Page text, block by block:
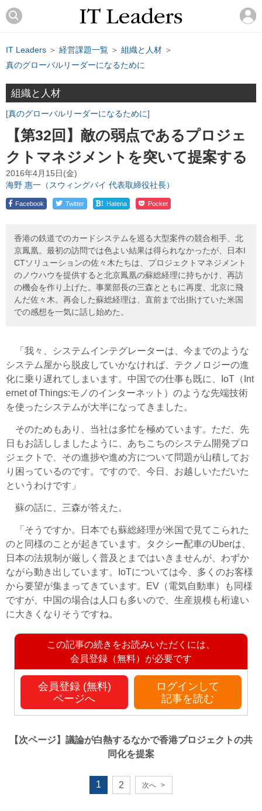
IT Leaders ＞ 経営課題一覧 ＞ 組織と人材 ＞
真のグローバルリーダーになるために
組織と人材
真のグローバルリーダーになるために
【第32回】敵の弱点であるプロジェ
クトマネジメントを突いて提案する
2016年4月15日(金)
海野 惠一（スウィングバイ 代表取締役社長）
Facebook Twitter ! Hatena Pocket
香港の鉄道でのカードシステムを巡る大型案件の競合相手、北
京鳳凰。最初の訪問では色よい結果は得られなかったが、日本I
CTソリューションの佐々木たちは、プロジェクトマネジメント
のノウハウを提供すると北京鳳凰の蘇総経理に持ちかけ、再訪
の機会を作り上げた。事業部長の三森とともに再度、北京に飛
んだ佐々木。再会した蘇総経理は、直前まで出掛けていた米国
での感想を一気に話し始めた。
「我々、システムインテグレーターは、今までのような
システム屋から脱皮していかなければ、テクノロジーの進
化に乗り遅れてしまいます。中国での仕事も既に、IoT（Int
ernet of Things:モノのインターネット）のような先端技術
を使ったシステムが大半になってきました。
そのためもあり、当社は多忙を極めています。ただ、先
日もお話ししましたように、あちこちのシステム開発プロ
ジェクトで、その進捗や進め方について問題が山積してお
り困っているのです。ですので、今日、お越しいただいた
というわけです」
蘇の話に、三森が答えた。
「そうですか。日本でも蘇総経理が米国で見てこられた
のと同様のことが起きています。タクシー配車のUberは、
日本の法規制が厳しく普及とまではいきませんが、わずか
ながら動き出しています。IoTについては今、多くのお客様
から要望が集まってきています。EV（電気自動車）も同様
ですが、中国の場合は人口も多いので、生産規模も桁違い
に大きくなりそうですね。
この記事の続きをお読みいただくには、
会員登録（無料）が必要です
会員登録 (無料)
ページへ
ログインして
記事を読む
【次ページ】 議論が白熱するなかで香港プロジェクトの共
同化を提案
1 2 次へ >